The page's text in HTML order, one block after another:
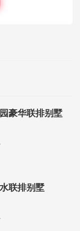
豪华联排别墅
联排别墅